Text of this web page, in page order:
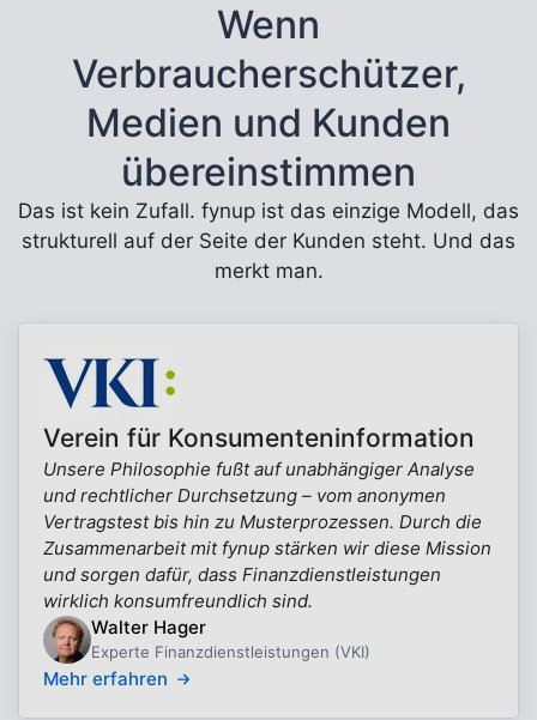
Wenn
Verbraucherschützer,
Medien und Kunden
übereinstimmen
Das ist kein Zufall. fynup ist das einzige Modell, das
strukturell auf der Seite der Kunden steht. Und das
merkt man.
Verein für Konsumenteninformation
Unsere Philosophie fußt auf unabhängiger Analyse
und rechtlicher Durchsetzung – vom anonymen
Vertragstest bis hin zu Musterprozessen. Durch die
Zusammenarbeit mit fynup stärken wir diese Mission
und sorgen dafür, dass Finanzdienstleistungen
wirklich konsumfreundlich sind.
Walter Hager
Experte Finanzdienstleistungen (VKI)
Mehr erfahren